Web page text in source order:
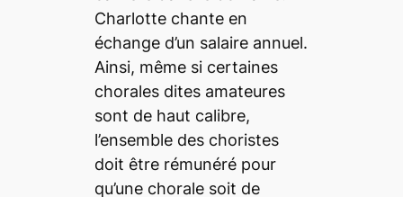
Charlotte chante en
échange d’un salaire annuel.
Ainsi, même si certaines
chorales dites amateures
sont de haut calibre,
l’ensemble des choristes
doit être rémunéré pour
qu’une chorale soit de